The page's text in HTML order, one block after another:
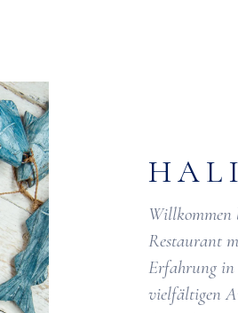
Willkommen
Restaurant
Erfahrung in
vielfältigen